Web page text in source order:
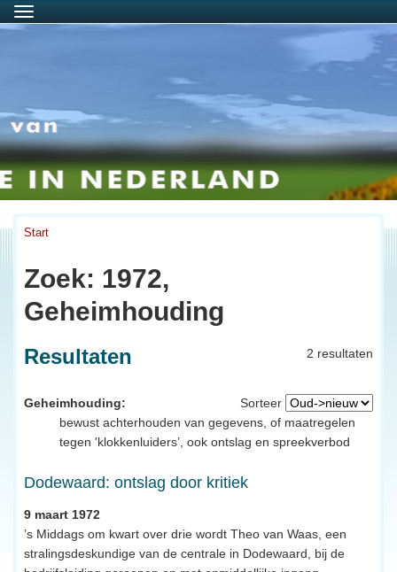
Menu
Start
Zoek: 1972,
Geheimhouding
2 resultaten
Resultaten
Sorteer
Geheimhouding:
bewust achterhouden van gegevens, of maatregelen
tegen 'klokkenluiders’, ook ontslag en spreekverbod
Dodewaard: ontslag door kritiek
9 maart 1972
’s Middags om kwart over drie wordt Theo van Waas, een
stralingsdeskundige van de centrale in Dodewaard, bij de